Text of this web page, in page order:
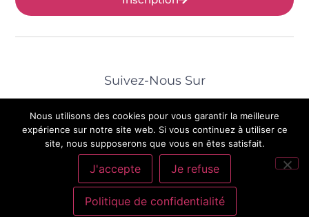
Suivez-Nous Sur
© 2025 Tous Droits Réservés | Mentions Légales |
Politique De Confidentialité|Contact
Nous utilisons des cookies pour vous garantir la meilleure
expérience sur notre site web. Si vous continuez à utiliser ce
site, nous supposerons que vous en êtes satisfait.
J'accepte Je refuse
Politique de confidentialité